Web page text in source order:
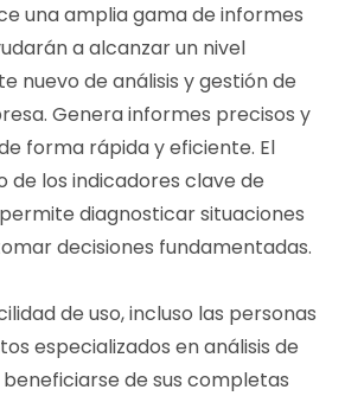
una amplia gama de informes
a alcanzar un nivel
nuevo de análisis y gestión de
Genera informes precisos y
forma rápida y eficiente. El
de los indicadores clave de
diagnosticar situaciones
decisiones fundamentadas.
de uso, incluso las personas
especializados en análisis de
de sus completas